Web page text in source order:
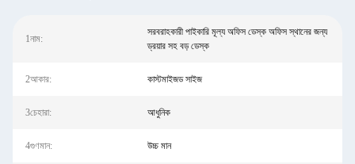
1নাম:
সরবরাহকারী পাইকারি মূল্য অফিস ডেস্ক অফিস স্থানের জন্য
ড্রয়ার সহ বড় ডেস্ক
2আকার: কাস্টমাইজড সাইজ
3চেহারা: আধুনিক
4গুণমান: উচ্চ মান